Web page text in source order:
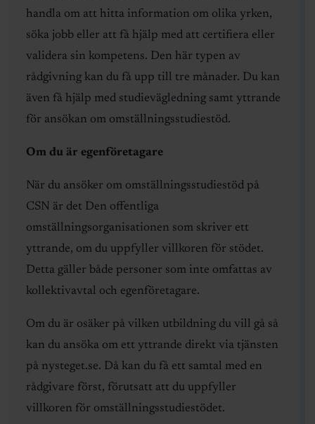
handla om att hitta information om olika yrken,
söka jobb eller att få hjälp med att certifiera eller
validera sin kompetens. Den här typen av
rådgivning kan du få upp till tre månader. Du kan
även få hjälp med studievägledning samt yttrande
för ansökan om omställningsstudiestöd.
Om du är egenföretagare
När du ansöker om omställningsstudiestöd på
CSN är det Den offentliga
omställningsorganisationen som skriver ett
yttrande, om du uppfyller villkoren för stödet.
Detta gäller både personer som inte omfattas av
kollektivavtal och egenföretagare.
Om du är osäker på vilken utbildning du vill gå så
kan du ansöka om ett yttrande direkt via tjänsten
på nysteget.se. Då kan du få ett samtal med en
rådgivare först, förutsatt att du uppfyller
villkoren för omställningsstudiestödet.